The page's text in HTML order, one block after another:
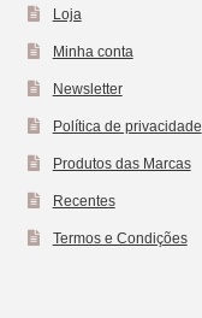
Loja
Minha conta
Newsletter
Política de privacidade
Produtos das Marcas
Recentes
Termos e Condições